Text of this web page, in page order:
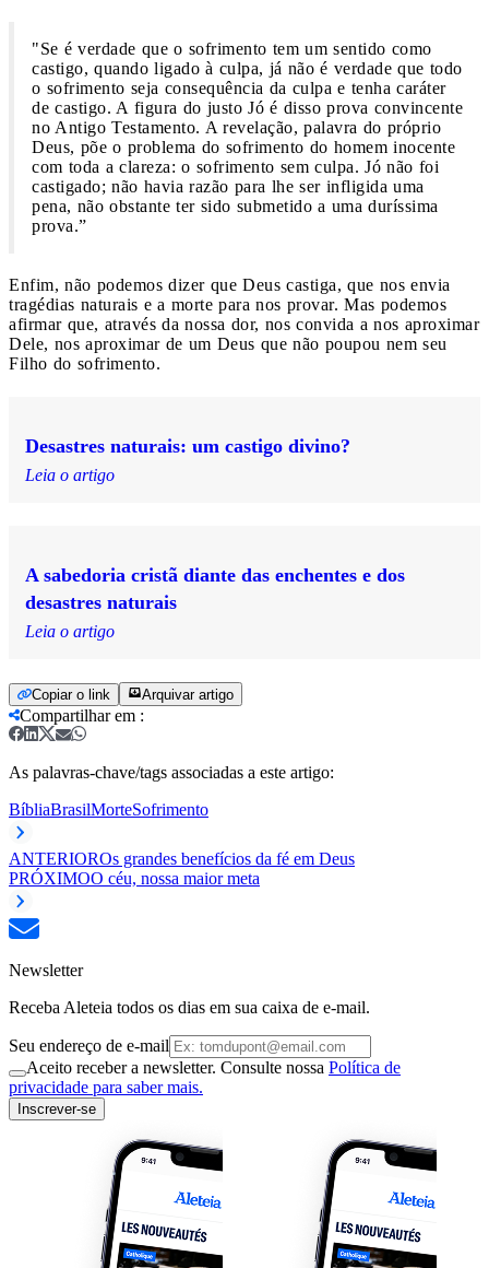
"Se é verdade que o sofrimento tem um sentido como
castigo, quando ligado à culpa, já não é verdade que todo
o sofrimento seja consequência da culpa e tenha caráter
de castigo. A figura do justo Jó é disso prova convincente
no Antigo Testamento. A revelação, palavra do próprio
Deus, põe o problema do sofrimento do homem inocente
com toda a clareza: o sofrimento sem culpa. Jó não foi
castigado; não havia razão para lhe ser infligida uma
pena, não obstante ter sido submetido a uma duríssima
prova.”
Enfim, não podemos dizer que Deus castiga, que nos envia
tragédias naturais e a morte para nos provar. Mas podemos
afirmar que, através da nossa dor, nos convida a nos aproximar
Dele, nos aproximar de um Deus que não poupou nem seu
Filho do sofrimento.
Desastres naturais: um castigo divino?
Leia o artigo
A sabedoria cristã diante das enchentes e dos
desastres naturais
Leia o artigo
Copiar o link Arquivar artigo
Compartilhar em :
As palavras-chave/tags associadas a este artigo:
BíbliaBrasilMorteSofrimento
ANTERIOROs grandes benefícios da fé em Deus
PRÓXIMOO céu, nossa maior meta
Newsletter
Receba Aleteia todos os dias em sua caixa de e-mail.
Seu endereço de e-mail
Aceito receber a newsletter. Consulte nossa Política de
privacidade para saber mais.
Inscrever-se